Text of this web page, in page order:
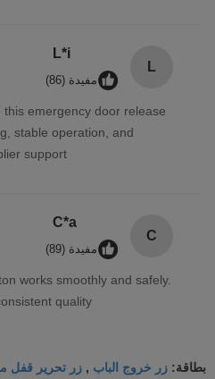
L
L*i
مفيدة (86)
this emergency door release
stable operation, and
support.
C
C*a
مفيدة (89)
works smoothly and safely.
quality.
بطاقة: زر خروج الباب , زر تحرير قفل